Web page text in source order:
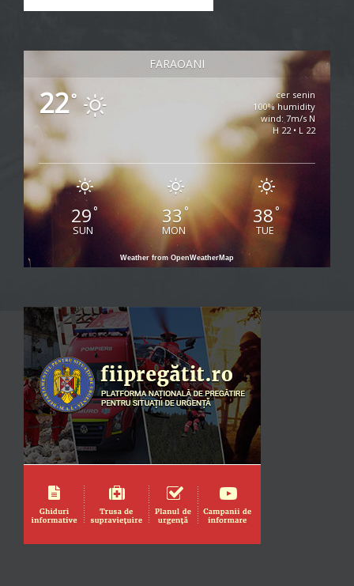
FARAOANI
22°
cer senin
100% humidity
wind: 7m/s N
H 22 • L 22
29°
SUN
33°
MON
38°
TUE
Weather from OpenWeatherMap